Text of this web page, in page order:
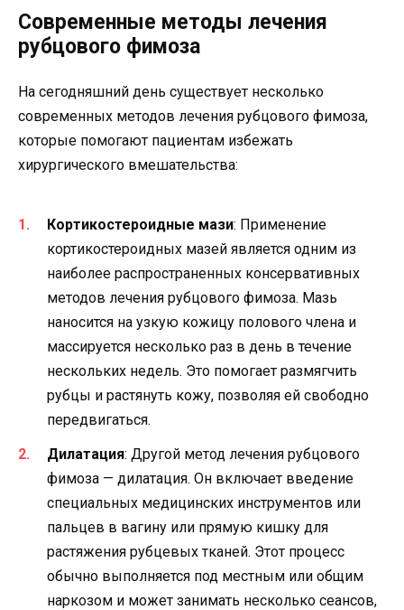
Современные методы лечения
рубцового фимоза
На сегодняшний день существует несколько
современных методов лечения рубцового фимоза,
которые помогают пациентам избежать
хирургического вмешательства:
Кортикостероидные мази: Применение
кортикостероидных мазей является одним из
наиболее распространенных консервативных
методов лечения рубцового фимоза. Мазь
наносится на узкую кожицу полового члена и
массируется несколько раз в день в течение
нескольких недель. Это помогает размягчить
рубцы и растянуть кожу, позволяя ей свободно
передвигаться.
Дилатация: Другой метод лечения рубцового
фимоза — дилатация. Он включает введение
специальных медицинских инструментов или
пальцев в вагину или прямую кишку для
растяжения рубцевых тканей. Этот процесс
обычно выполняется под местным или общим
наркозом и может занимать несколько сеансов,